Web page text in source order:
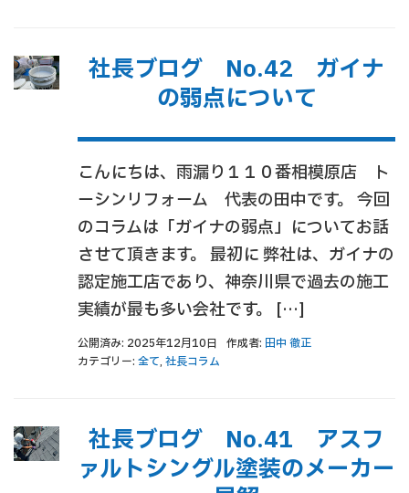
社長ブログ No.42 ガイナ
の弱点について
こんにちは、雨漏り１１０番相模原店 ト
ーシンリフォーム 代表の田中です。 今回
のコラムは「ガイナの弱点」についてお話
させて頂きます。 最初に 弊社は、ガイナの
認定施工店であり、神奈川県で過去の施工
実績が最も多い会社です。 […]
公開済み: 2025年12月10日 作成者: 田中 徹正
カテゴリー: 全て, 社長コラム
社長ブログ No.41 アスフ
ァルトシングル塗装のメーカー